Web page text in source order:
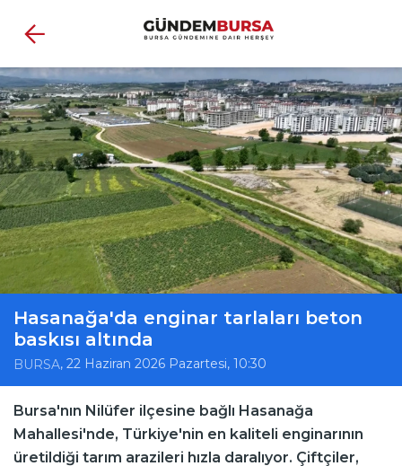
Hasanağa'da enginar tarlaları beton
baskısı altında
BURSA, 22 Haziran 2026 Pazartesi, 10:30
Bursa'nın Nilüfer ilçesine bağlı Hasanağa
Mahallesi'nde, Türkiye'nin en kaliteli enginarının
üretildiği tarım arazileri hızla daralıyor. Çiftçiler,